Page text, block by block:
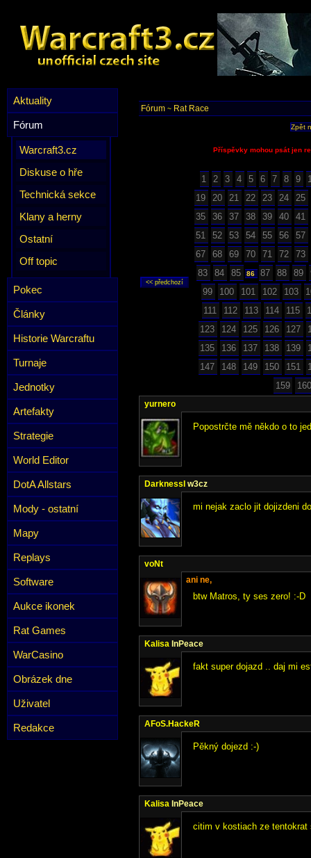
Aktuality
Fórum
Warcraft3.cz
Diskuse o hře
Technická sekce
Klany a herny
Ostatní
Off topic
Pokec
Články
Historie Warcraftu
Turnaje
Jednotky
Artefakty
Strategie
World Editor
DotA Allstars
Mody - ostatní
Mapy
Replays
Software
Aukce ikonek
Rat Games
WarCasino
Obrázek dne
Uživatel
Redakce
Fórum ~ Rat Race
Zpět
Příspěvky mohou psát jen
1 2 3 4 5 6 7 8 9
19
20 21 22 23 24
25
35
36 37 38 39 40
41
51
52 53 54 55 56
57
67
68 69 70 71 72
73
83
84 85 86 87 88 89
99
100 101 102 103
111
112 113 114 115
123
124 125 126 127
135
136 137 138 139
147
148 149 150 151
159
160
yurnero
Popostrčte mě někdo o to
DarknessI w3cz
mi nejak zaclo jit dojizdeni
voNt
ani ne,
btw Matros, ty ses zero! :-D
Kalisa InPeace
fakt super dojazd .. daj mi
AFoS.HackeR
Pěkný dojezd :-)
Kalisa InPeace
citim v kostiach ze tentokrat